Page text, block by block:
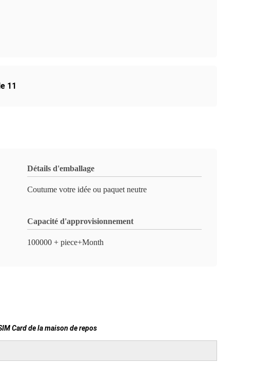
11
Détails d'emballage
Coutume votre idée ou paquet neutre
Capacité d'approvisionnement
100000 + piece+Month
Card de la maison de repos